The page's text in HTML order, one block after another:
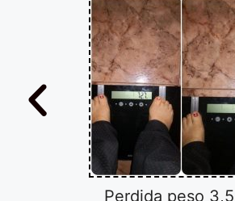
Perdida peso